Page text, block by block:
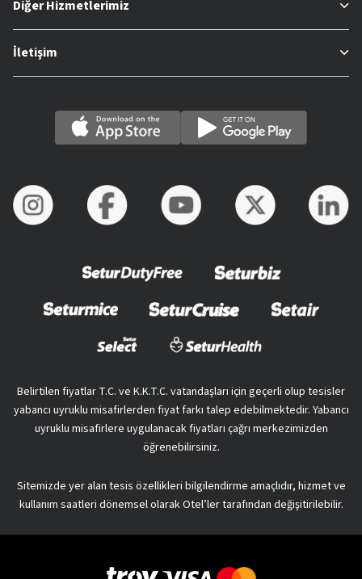
Diğer Hizmetlerimiz
İletişim
Belirtilen fiyatlar T.C. ve K.K.T.C. vatandaşları için geçerli olup tesisler
yabancı uyruklu misafirlerden fiyat farkı talep edebilmektedir. Yabancı
uyruklu misafirlere uygulanacak fiyatları çağrı merkezimizden
öğrenebilirsiniz.
Sitemizde yer alan tesis özellikleri bilgilendirme amaçlıdır, hizmet ve
kullanım saatleri dönemsel olarak Otel’ler tarafından değişitirilebilir.